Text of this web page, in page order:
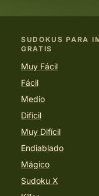
SUDOKUS PARA
GRATIS
Muy Fácil
Fácil
Medio
Difícil
Muy Difícil
Endiablado
Mágico
Sudoku X